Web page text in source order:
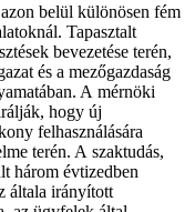
belül különösen fém
Tapasztalt
bevezetése terén,
és a mezőgazdaság
A mérnöki
hogy új
felhasználására
terén. A szaktudás,
három évtizedben
általa irányított